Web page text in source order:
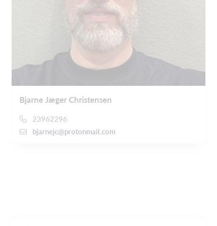
Bjarne Jæger Christensen
23962296
bjarnejc@protonmail.com